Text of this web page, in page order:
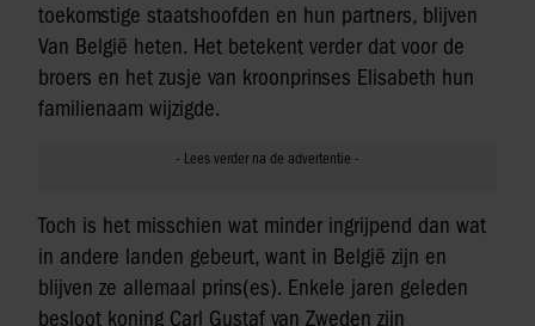
toekomstige staatshoofden en hun partners, blijven
Van België heten. Het betekent verder dat voor de
broers en het zusje van kroonprinses Elisabeth hun
familienaam wijzigde.
Toch is het misschien wat minder ingrijpend dan wat
in andere landen gebeurt, want in België zijn en
blijven ze allemaal prins(es). Enkele jaren geleden
besloot koning Carl Gustaf van Zweden zijn